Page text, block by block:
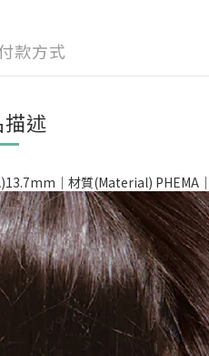
款方式
述
｜材質(Material) PHEMA